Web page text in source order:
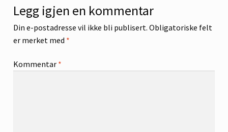
Legg igjen en kommentar
Din e-postadresse vil ikke bli publisert. Obligatoriske felt
er merket med *
Kommentar *